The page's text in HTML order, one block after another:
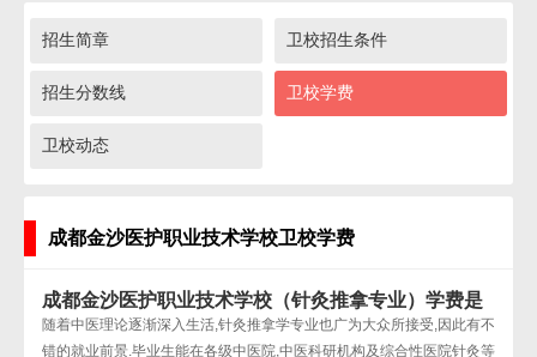
招生简章 卫校招生条件
招生分数线 卫校学费
卫校动态
成都金沙医护职业技术学校卫校学费
成都金沙医护职业技术学校（针灸推拿专业）学费是
多少
随着中医理论逐渐深入生活,针灸推拿学专业也广为大众所接受,因此有不
错的就业前景.毕业生能在各级中医院,中医科研机构及综合性医院针灸等